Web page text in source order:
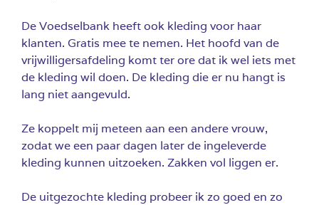
De Voedselbank heeft ook kleding voor haar
klanten. Gratis mee te nemen. Het hoofd van de
vrijwilligersafdeling komt ter ore dat ik wel iets met
de kleding wil doen. De kleding die er nu hangt is
lang niet aangevuld.
Ze koppelt mij meteen aan een andere vrouw,
zodat we een paar dagen later de ingeleverde
kleding kunnen uitzoeken. Zakken vol liggen er.
De uitgezochte kleding probeer ik zo goed en zo